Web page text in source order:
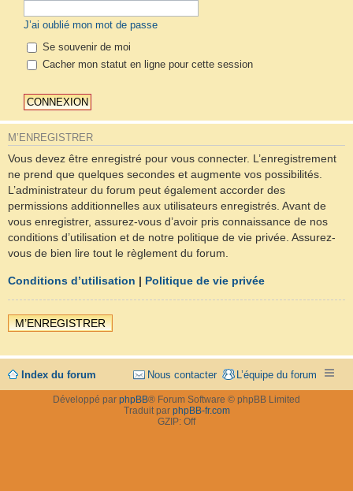
J’ai oublié mon mot de passe
Se souvenir de moi
Cacher mon statut en ligne pour cette session
M’ENREGISTRER
Vous devez être enregistré pour vous connecter. L’enregistrement
ne prend que quelques secondes et augmente vos possibilités.
L’administrateur du forum peut également accorder des
permissions additionnelles aux utilisateurs enregistrés. Avant de
vous enregistrer, assurez-vous d’avoir pris connaissance de nos
conditions d’utilisation et de notre politique de vie privée. Assurez-
vous de bien lire tout le règlement du forum.
Conditions d’utilisation | Politique de vie privée
M’ENREGISTRER
Index du forum L’équipe du forum
Nous contacter
Développé par phpBB® Forum Software © phpBB Limited
Traduit par phpBB-fr.com
GZIP: Off